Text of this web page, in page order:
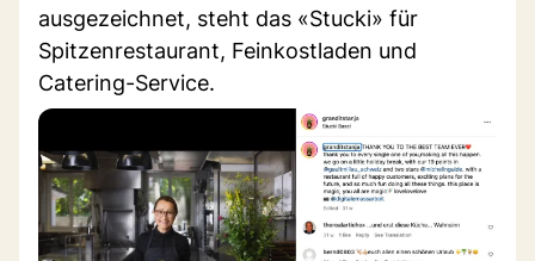
ausgezeichnet, steht das «Stucki» für
Spitzenrestaurant, Feinkostladen und
Catering-Service.